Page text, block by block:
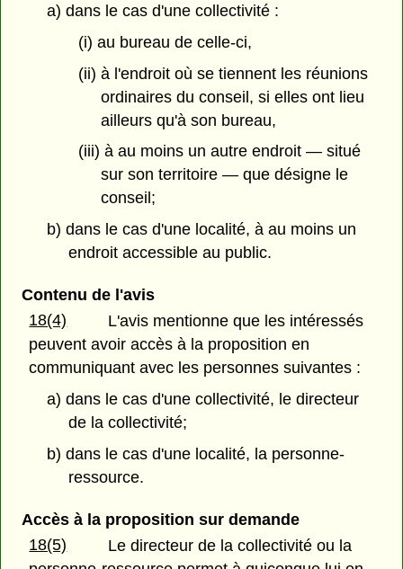
a) dans le cas d'une collectivité :
(i) au bureau de celle-ci,
(ii) à l'endroit où se tiennent les réunions
ordinaires du conseil, si elles ont lieu
ailleurs qu'à son bureau,
(iii) à au moins un autre endroit — situé
sur son territoire — que désigne le
conseil;
b) dans le cas d'une localité, à au moins un
endroit accessible au public.
Contenu de l'avis
18(4)
L'avis mentionne que les intéressés
peuvent avoir accès à la proposition en
communiquant avec les personnes suivantes :
a) dans le cas d'une collectivité, le directeur
de la collectivité;
b) dans le cas d'une localité, la personne-
ressource.
Accès à la proposition sur demande
18(5)
Le directeur de la collectivité ou la